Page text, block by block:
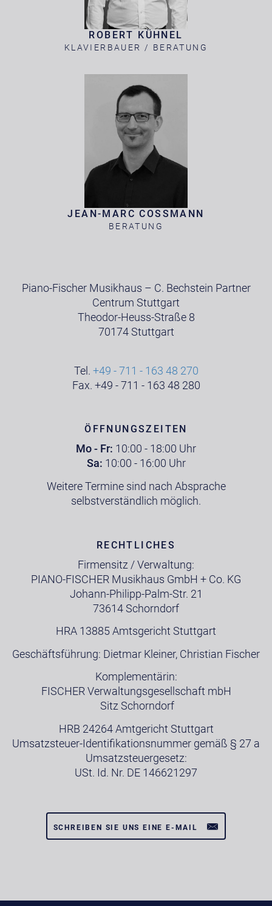
ROBERT KÜHNEL
KLAVIERBAUER / BERATUNG
JEAN-MARC COSSMANN
BERATUNG
Piano-Fischer Musikhaus – C. Bechstein Partner
Centrum Stuttgart
Theodor-Heuss-Straße 8
70174 Stuttgart
Tel. +49 - 711 - 163 48 270
Fax. +49 - 711 - 163 48 280
ÖFFNUNGSZEITEN
Mo - Fr: 10:00 - 18:00 Uhr
Sa: 10:00 - 16:00 Uhr
Weitere Termine sind nach Absprache
selbstverständlich möglich.
RECHTLICHES
Firmensitz / Verwaltung:
PIANO-FISCHER Musikhaus GmbH + Co. KG
Johann-Philipp-Palm-Str. 21
73614 Schorndorf
HRA 13885 Amtsgericht Stuttgart
Geschäftsführung: Dietmar Kleiner, Christian Fischer
Komplementärin:
FISCHER Verwaltungsgesellschaft mbH
Sitz Schorndorf
HRB 24264 Amtgericht Stuttgart
Umsatzsteuer-Identifikationsnummer gemäß § 27 a
Umsatzsteuergesetz:
USt. Id. Nr. DE 146621297
SCHREIBEN SIE UNS EINE E-MAIL